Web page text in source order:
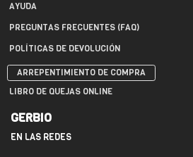
AYUDA
PREGUNTAS FRECUENTES (FAQ)
POLÍTICAS DE DEVOLUCIÓN
ARREPENTIMIENTO DE COMPRA
LIBRO DE QUEJAS ONLINE
GERBIO
EN LAS REDES